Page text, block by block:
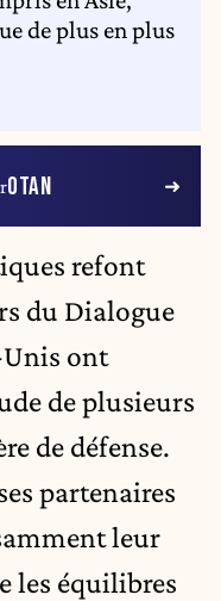
de plus en plus
OTAN
refont
du Dialogue
Unis ont
de plusieurs
de défense.
partenaires
leur
les équilibres